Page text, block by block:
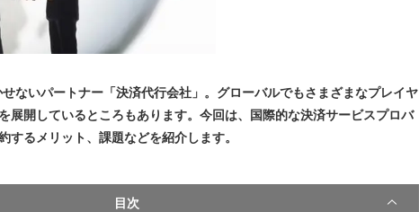
ないパートナー「決済代行会社」。グローバルでもさまざまなプレイヤ
展開しているところもあります。今回は、国際的な決済サービスプロバ
するメリット、課題などを紹介します。
目次